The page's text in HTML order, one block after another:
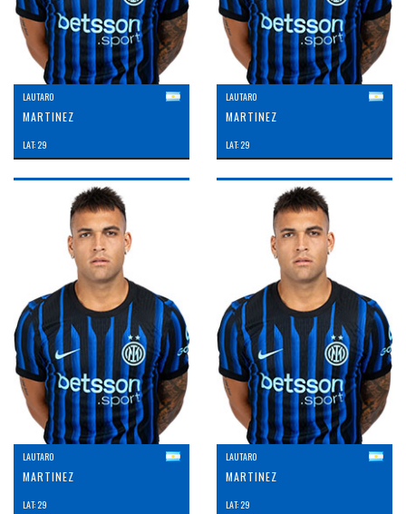
LAUTARO
MARTINEZ
LAT: 29
LAUTARO
MARTINEZ
LAT: 29
LAUTARO
MARTINEZ
LAT: 29
LAUTARO
MARTINEZ
LAT: 29